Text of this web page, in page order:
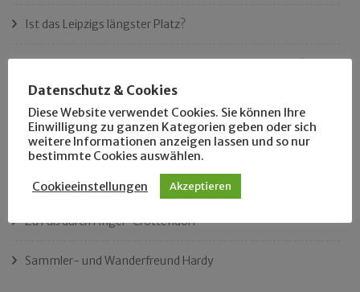
Ist das Leipzigs längster Platz?
„Als Hobbyhistoriker bin ich in ganz Leipzig zu Hause“
Der Leipziger Schmiedetag von 1904
Rennfahrer in Schönefeld und Zschocher
Zu Fuß durch Anger-Crottendorf
Sammler- und Wanderfreund Hardy
Datenschutz & Cookies
Diese Website verwendet Cookies. Sie können Ihre
Einwilligung zu ganzen Kategorien geben oder sich
weitere Informationen anzeigen lassen und so nur
bestimmte Cookies auswählen.
Cookieeinstellungen Akzeptieren